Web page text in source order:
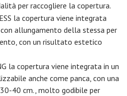
per raccogliere la copertura.
la copertura viene integrata
allungamento della stessa per
con un risultato estetico
la copertura viene integrata in un
anche come panca, con una
40 cm., molto godibile per